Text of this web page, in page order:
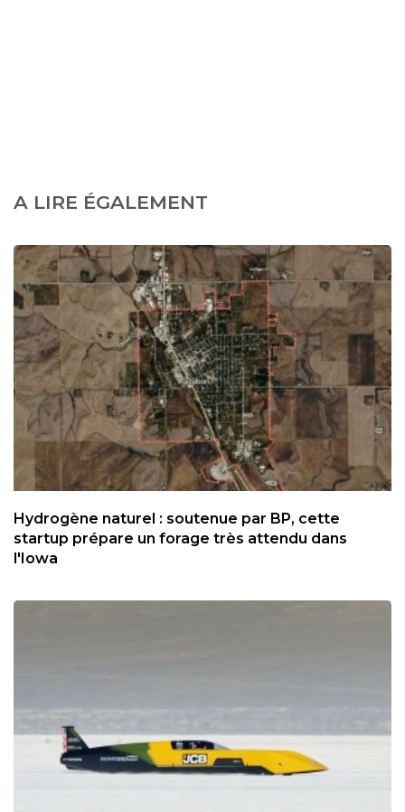
A LIRE ÉGALEMENT
Hydrogène naturel : soutenue par BP, cette
startup prépare un forage très attendu dans
l'Iowa